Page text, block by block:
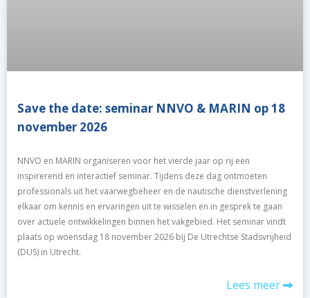
Save the date: seminar NNVO & MARIN op 18
november 2026
NNVO en MARIN organiseren voor het vierde jaar op rij een
inspirerend en interactief seminar. Tijdens deze dag ontmoeten
professionals uit het vaarwegbeheer en de nautische dienstverlening
elkaar om kennis en ervaringen uit te wisselen en in gesprek te gaan
over actuele ontwikkelingen binnen het vakgebied. Het seminar vindt
plaats op woensdag 18 november 2026 bij De Utrechtse Stadsvrijheid
(DUS) in Utrecht.
Lees meer